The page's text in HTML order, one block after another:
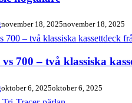
november 18, 2025november 18, 2025
700 – två klassiska
oktober 6, 2025oktober 6, 2025